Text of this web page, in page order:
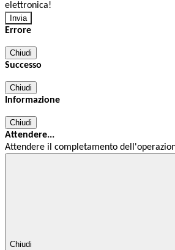
elettronica!
Errore
Chiudi
Successo
Chiudi
Informazione
Chiudi
Attendere...
Attendere il completamento
Chiudi